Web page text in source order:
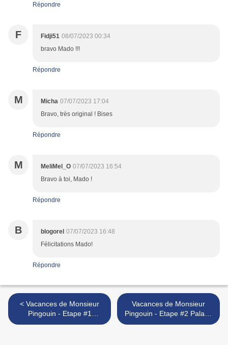
Répondre
F Fidji51 08/07/2023 00:34
bravo Mado !!!
Répondre
M Micha 07/07/2023 17:04
Bravo, très original ! Bises
Répondre
M MeliMel_O 07/07/2023 16:54
Bravo à toi, Mado !
Répondre
B blogorel 07/07/2023 16:48
Félicitations Mado!
Répondre
< Vacances de Monsieur
Pingouin - Etape #1
Pakistan du 3/07/23 par
Vacances de Monsieur
Pingouin - Etape #2 Palaos
( Palau ) du 10/07/23 par